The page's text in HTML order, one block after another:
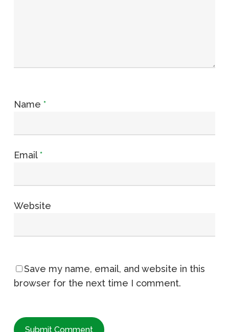
Name *
Email*
Website
Save my name, email, and website in this
browser for the next time I comment.